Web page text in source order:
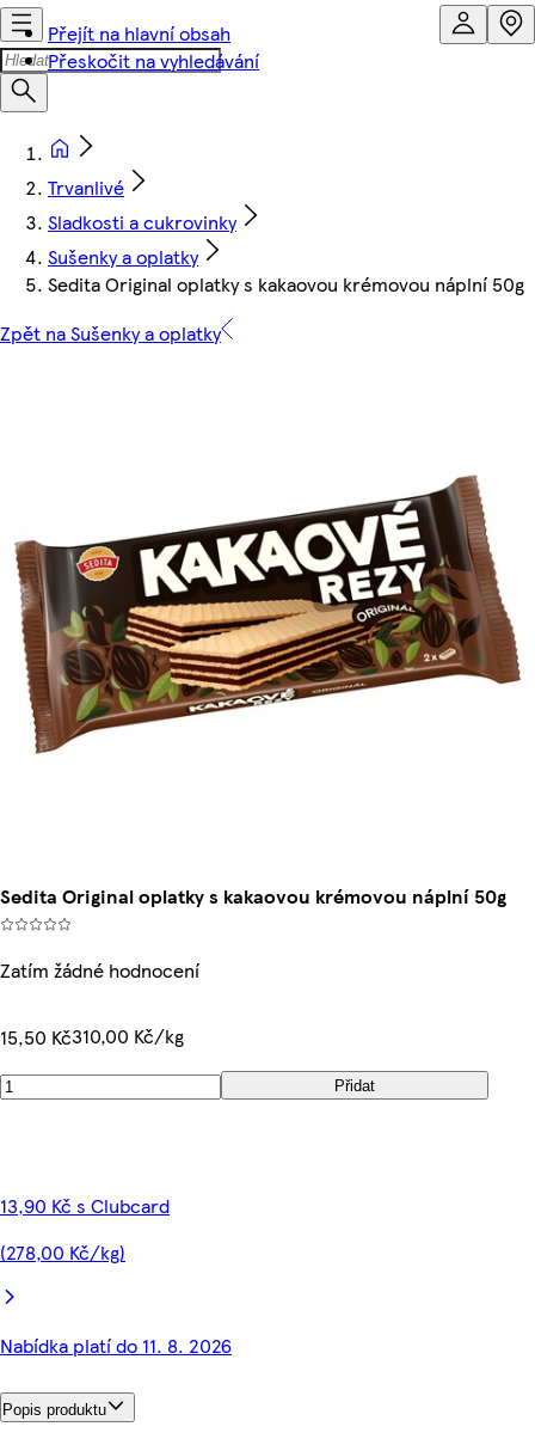
Přejít na hlavní obsah
Přeskočit na vyhledávání
Trvanlivé
Sladkosti a cukrovinky
Sušenky a oplatky
Sedita Original oplatky s kakaovou krémovou náplní 50g
Zpět na Sušenky a oplatky
Sedita Original oplatky s kakaovou krémovou náplní 50g
Zatím žádné hodnocení
15,50 Kč310,00 Kč/kg
Přidat
13,90 Kč s Clubcard
(278,00 Kč/kg)
Nabídka platí do 11. 8. 2026
Popis produktu